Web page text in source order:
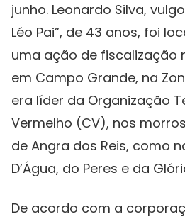
junho. Leonardo Silva,
Léo Pai”, de 43 anos, foi
uma ação de fiscalização
em Campo Grande, na
era líder da Organização
Vermelho (CV), nos
de Angra dos Reis, como
D’Água, do Peres e da
De acordo com a